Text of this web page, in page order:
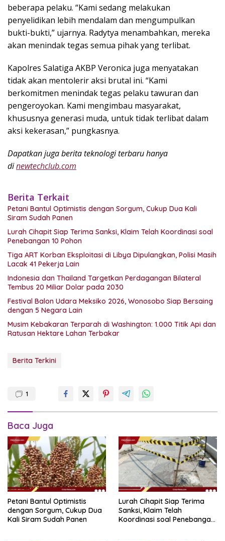
beberapa pelaku. “Kami sedang melakukan
penyelidikan lebih mendalam dan mengumpulkan
bukti-bukti,” ujarnya. Radytya menambahkan, mereka
akan menindak tegas semua pihak yang terlibat.
Kapolres Salatiga AKBP Veronica juga menyatakan
tidak akan mentolerir aksi brutal ini. “Kami
berkomitmen menindak tegas pelaku tawuran dan
pengeroyokan. Kami mengimbau masyarakat,
khususnya generasi muda, untuk tidak terlibat dalam
aksi kekerasan,” pungkasnya.
Dapatkan juga berita teknologi terbaru hanya
dinewtechclub.com
Berita Terkait
Petani Bantul Optimistis dengan Sorgum, Cukup Dua Kali
Siram Sudah Panen
Lurah Cihapit Siap Terima Sanksi, Klaim Telah Koordinasi soal
Penebangan 10 Pohon
Tiga ART Korban Eksploitasi di Libya Dipulangkan, Polisi Masih
Lacak 41 Pekerja Lain
Indonesia dan Thailand Targetkan Perdagangan Bilateral
Tembus 20 Miliar Dolar pada 2030
Festival Balon Udara Meksiko 2026, Wonosobo Siap Bersaing
dengan 5 Negara Lain
Musim Kebakaran Terparah di Washington: 1.000 Titik Api dan
Ratusan Hektare Lahan Terbakar
Berita Terkini
1
Baca Juga
Petani Bantul Optimistis
dengan Sorgum, Cukup Dua
Kali Siram Sudah Panen
Lurah Cihapit Siap Terima
Sanksi, Klaim Telah
Koordinasi soal Penebangan